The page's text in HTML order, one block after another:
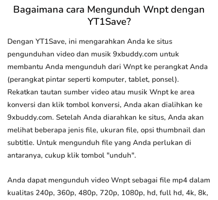
Bagaimana cara Mengunduh Wnpt dengan
YT1Save?
Dengan YT1Save, ini mengarahkan Anda ke situs
pengunduhan video dan musik 9xbuddy.com untuk
membantu Anda mengunduh dari Wnpt ke perangkat Anda
(perangkat pintar seperti komputer, tablet, ponsel).
Rekatkan tautan sumber video atau musik Wnpt ke area
konversi dan klik tombol konversi, Anda akan dialihkan ke
9xbuddy.com. Setelah Anda diarahkan ke situs, Anda akan
melihat beberapa jenis file, ukuran file, opsi thumbnail dan
subtitle. Untuk mengunduh file yang Anda perlukan di
antaranya, cukup klik tombol "unduh".
Anda dapat mengunduh video Wnpt sebagai file mp4 dalam
kualitas 240p, 360p, 480p, 720p, 1080p, hd, full hd, 4k, 8k,